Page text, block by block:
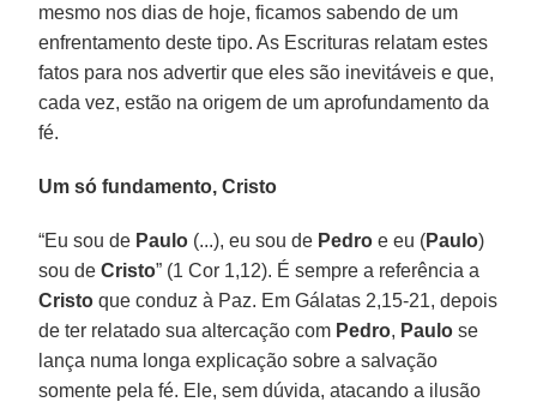
mesmo nos dias de hoje, ficamos sabendo de um
enfrentamento deste tipo. As Escrituras relatam estes
fatos para nos advertir que eles são inevitáveis e que,
cada vez, estão na origem de um aprofundamento da
fé.
Um só fundamento, Cristo
“Eu sou de Paulo (...), eu sou de Pedro e eu (Paulo)
sou deCristo” (1 Cor 1,12). É sempre a referência a
Cristo que conduz à Paz. Em Gálatas 2,15-21, depois
de ter relatado sua altercação com Pedro, Paulo se
lança numa longa explicação sobre a salvação
somente pela fé. Ele, sem dúvida, atacando a ilusão